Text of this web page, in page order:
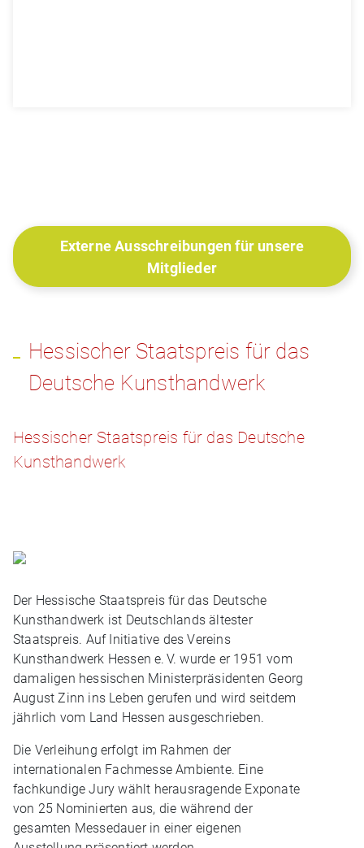
Externe Ausschreibungen für unsere
Mitglieder
Hessischer Staatspreis für das
Deutsche Kunsthandwerk
Hessischer Staatspreis für das Deutsche
Kunsthandwerk
Der Hessische Staatspreis für das Deutsche
Kunsthandwerk ist Deutschlands ältester
Staatspreis. Auf Initiative des Vereins
Kunsthandwerk Hessen e. V. wurde er 1951 vom
damaligen hessischen Ministerpräsidenten Georg
August Zinn ins Leben gerufen und wird seitdem
jährlich vom Land Hessen ausgeschrieben.
Die Verleihung erfolgt im Rahmen der
internationalen Fachmesse Ambiente. Eine
fachkundige Jury wählt herausragende Exponate
von 25 Nominierten aus, die während der
gesamten Messedauer in einer eigenen